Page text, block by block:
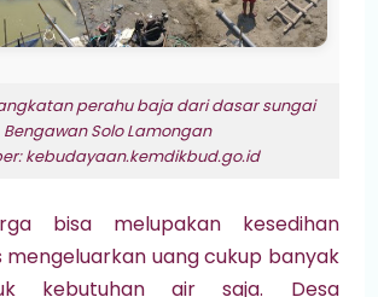
perahu baja dari dasar sungai
Bengawan Solo Lamongan
kebudayaan.kemdikbud.go.id
bisa melupakan kesedihan
mengeluarkan uang cukup banyak
kebutuhan air saja. Desa